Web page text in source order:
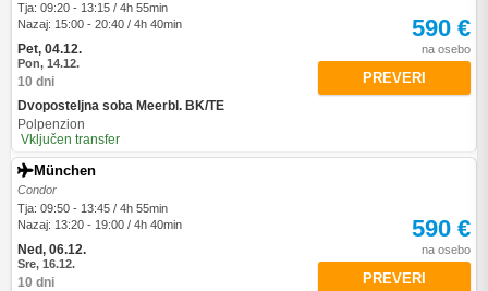
Tja: 09:20 - 13:15 / 4h 55min
Nazaj: 15:00 - 20:40 / 4h 40min
Pet, 04.12.
Pon, 14.12.
10 dni
Dvoposteljna soba Meerbl. BK/TE
Polpenzion
Vključen transfer
590 €
na osebo
PREVERI
München
Condor
Tja: 09:50 - 13:45 / 4h 55min
Nazaj: 13:20 - 19:00 / 4h 40min
Ned, 06.12.
Sre, 16.12.
10 dni
590 €
na osebo
PREVERI